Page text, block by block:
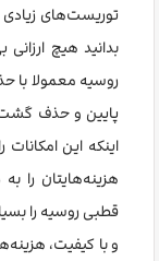
توریست‌های زیادی
بدانید هیچ
روسیه معمولا با
پایین و حذف
اینکه این
هزینه‌هایتان را
قطبی روسیه را
و با کیفیت،